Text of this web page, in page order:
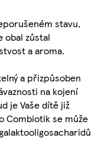
stavu,
zůstal
a aroma.
a přizpůsoben
na kojení
je Vaše dítě již
Combiotik se může